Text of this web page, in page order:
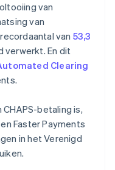
van
van
van 53,3
verwerkt. En dit
Clearing
betaling is,
Faster Payments
in het Verenigd